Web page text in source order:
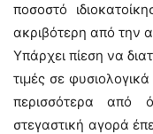
ποσοστό
ακριβότερη από την
Υπάρχει πίεση να
τιμές σε
περισσότερα από
στεγαστική αγορά